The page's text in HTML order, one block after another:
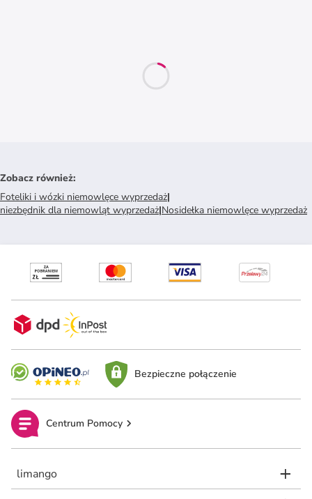
Zobacz również:
Foteliki i wózki niemowlęce wyprzedaż|
niezbędnik dla niemowląt wyprzedaż|Nosidełka niemowlęce wyprzedaż
Bezpieczne połączenie
Centrum Pomocy
limango